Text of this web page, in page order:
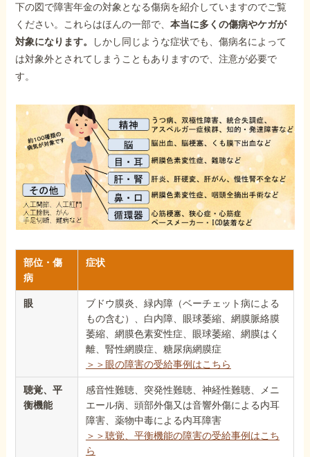
下の図で障害年金の対象となる傷病を紹介していますのでご覧
ください。これらはほんの一部で、本当に多くの傷病やケガが
対象になります。
しかし同じような症状でも、傷病名によって
は対象外とされてしまうこともありますので、注意が必要で
す。
部位・傷
病
症状
眼
ブドウ膜炎、緑内障（ベーチェット病による
もの含む）、白内障、眼球萎縮、網膜脈絡膜
萎縮、網膜色素変性症、眼球萎縮、網膜はく
離、腎性網膜症、糖尿病網膜症
＞＞眼の障害の受給事例はこちら
聴覚、平
衡機能
感音性難聴、突発性難聴、神経性難聴、メニ
エール病、頭部外傷又は音響外傷による内耳
障害、薬物中毒による内耳障害
＞＞聴覚、平衡機能の障害の受給事例はこち
ら